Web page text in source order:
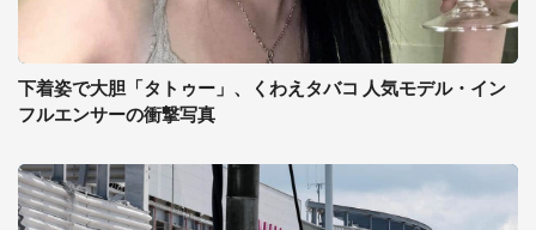
下着姿で大胆「タトゥー」、くわえタバコ 人気モデル・イン
フルエンサーの衝撃写真